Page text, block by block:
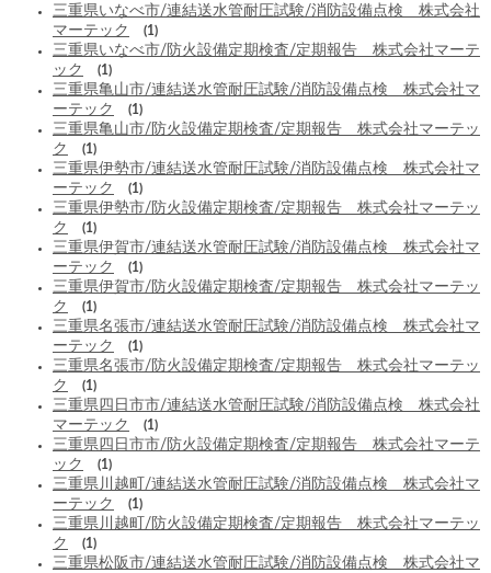
三重県いなべ市/連結送水管耐圧試験/消防設備点検 株式会社
マーテック
(1)
三重県いなべ市/防火設備定期検査/定期報告 株式会社マーテ
ック
(1)
三重県亀山市/連結送水管耐圧試験/消防設備点検 株式会社マ
ーテック
(1)
三重県亀山市/防火設備定期検査/定期報告 株式会社マーテッ
ク
(1)
三重県伊勢市/連結送水管耐圧試験/消防設備点検 株式会社マ
ーテック
(1)
三重県伊勢市/防火設備定期検査/定期報告 株式会社マーテッ
ク
(1)
三重県伊賀市/連結送水管耐圧試験/消防設備点検 株式会社マ
ーテック
(1)
三重県伊賀市/防火設備定期検査/定期報告 株式会社マーテッ
ク
(1)
三重県名張市/連結送水管耐圧試験/消防設備点検 株式会社マ
ーテック
(1)
三重県名張市/防火設備定期検査/定期報告 株式会社マーテッ
ク
(1)
三重県四日市市/連結送水管耐圧試験/消防設備点検 株式会社
マーテック
(1)
三重県四日市市/防火設備定期検査/定期報告 株式会社マーテ
ック
(1)
三重県川越町/連結送水管耐圧試験/消防設備点検 株式会社マ
ーテック
(1)
三重県川越町/防火設備定期検査/定期報告 株式会社マーテッ
ク
(1)
三重県松阪市/連結送水管耐圧試験/消防設備点検 株式会社マ